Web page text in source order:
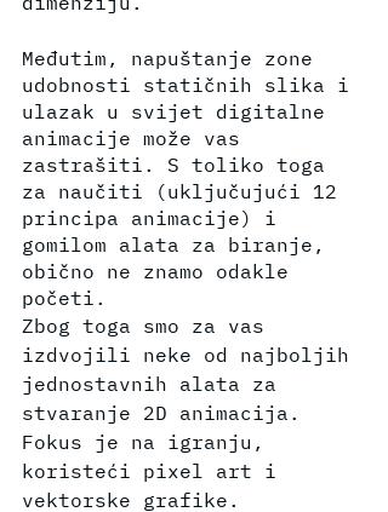
Međutim, napuštanje zone
udobnosti statičnih slika i
ulazak u svijet digitalne
animacije može vas
zastrašiti. S toliko toga
za naučiti (uključujući 12
principa animacije) i
gomilom alata za biranje,
obično ne znamo odakle
početi.
Zbog toga smo za vas
izdvojili neke od najboljih
jednostavnih alata za
stvaranje 2D animacija.
Fokus je na igranju,
koristeći pixel art i
vektorske grafike.